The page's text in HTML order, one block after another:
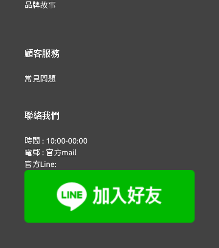
品牌故事
顧客服務
常見問題
聯絡我們
時間 : 10:00-00:00
電郵 : 官方mail
官方Line: